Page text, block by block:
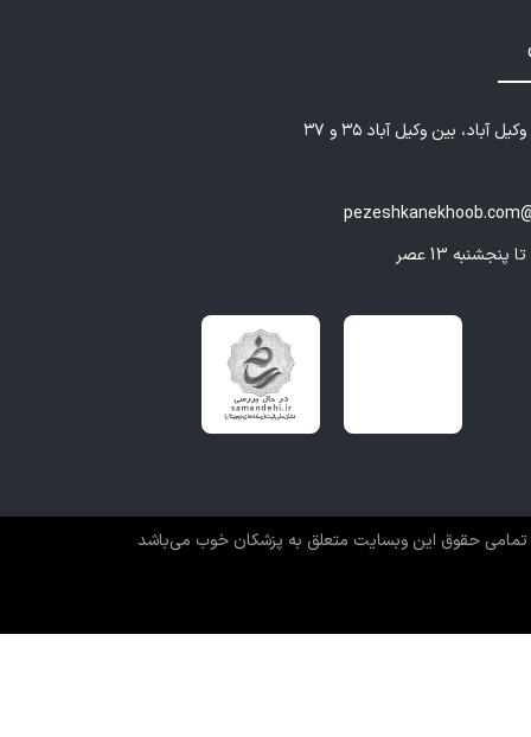
آباد، بین وکیل آباد ۳۵ و ۳۷
تمامی حقوق این وبسایت متعلق به پزشکان خوب می‌باشد